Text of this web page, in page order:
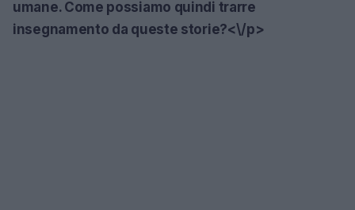
umane. Come possiamo quindi trarre
insegnamento da queste storie?<\/p>